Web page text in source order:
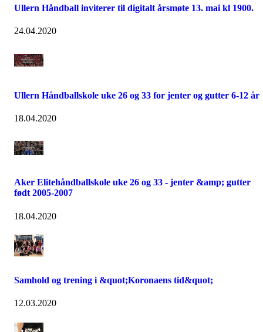
Ullern Håndball inviterer til digitalt årsmøte 13. mai kl 1900.
24.04.2020
Ullern Håndballskole uke 26 og 33 for jenter og gutter 6-12 år
18.04.2020
Aker Elitehåndballskole uke 26 og 33 - jenter &amp; gutter
født 2005-2007
18.04.2020
Samhold og trening i &quot;Koronaens tid&quot;
12.03.2020